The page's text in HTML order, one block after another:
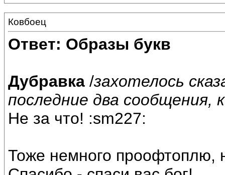
Ковбоец
Ответ: Образы букв
Дубравка /захотелось
последние два сообщения,
Не за что! :sm227:
Тоже немного проофтоплю,